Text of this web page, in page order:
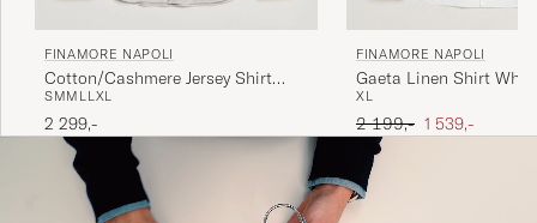
FINAMORE NAPOLI
Cotton/Cashmere Jersey Shirt
Beige
SMM LLXL
2 299,-
FINAMORE NAPOLI
Gaeta Linen Shirt
XL
Ordinary pris
2 199,- Nedsat pris
1 539,-